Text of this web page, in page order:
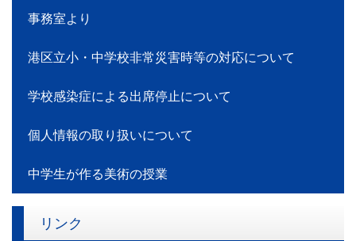
事務室より
港区立小・中学校非常災害時等の対応について
学校感染症による出席停止について
個人情報の取り扱いについて
中学生が作る美術の授業
リンク